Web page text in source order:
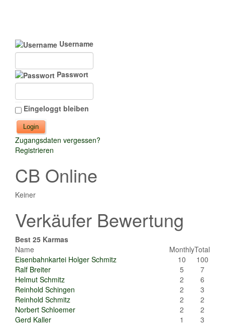
Username
Passwort
Eingeloggt bleiben
Zugangsdaten vergessen?
Registrieren
CB Online
Keiner
Verkäufer Bewertung
Best 25 Karmas
Name
MonthlyTotal
Eisenbahnkartei Holger Schmitz
10
100
Ralf Breiter
5
7
Helmut Schmitz
2
6
Reinhold Schingen
2
3
Reinhold Schmitz
2
2
Norbert Schloemer
2
2
Gerd Kaller
1
3